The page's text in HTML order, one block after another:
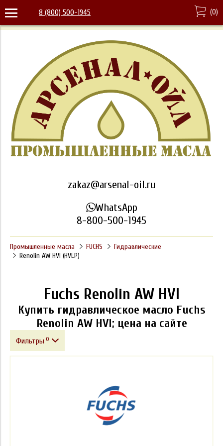
8 (800) 500-1945 (0)
zakaz@arsenal-oil.ru
WhatsApp
8-800-500-1945
Промышленные масла FUCHS
Гидравлические
Renolin AW HVI (HVLP)
Fuchs Renolin AW HVI
Купить гидравлическое масло Fuchs
Renolin AW HVI; цена на сайте
Фильтры 0